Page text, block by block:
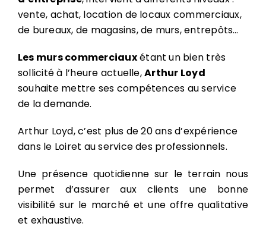
vente, achat, location de locaux commerciaux,
de bureaux, de magasins, de murs, entrepôts…
Les murs commerciauxétant un bien très
sollicité à l’heure actuelle,Arthur Loyd
souhaite mettre ses compétences au service
de la demande.
Arthur Loyd, c’est plus de 20 ans d’expérience
dans le Loiret au service des professionnels.
Une présence quotidienne sur le terrain nous
permet d’assurer aux clients une bonne
visibilité sur le marché et une offre qualitative
et exhaustive.